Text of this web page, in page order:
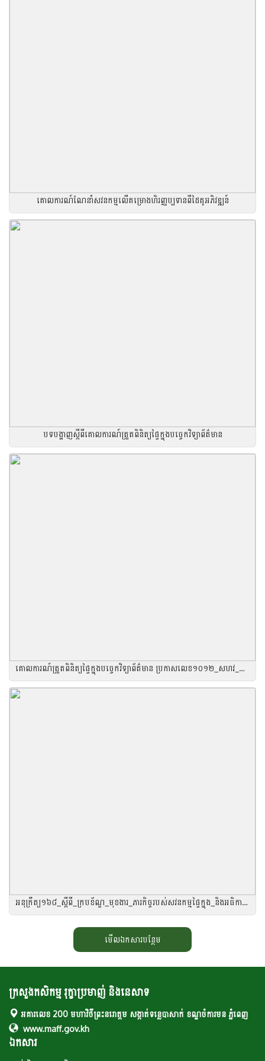
គោលការណ៍ណែនាំសវនកម្មលើគម្រោងហិរញ្ញប្បទានពីដៃគូអភិវឌ្ឍន៍
បទបង្ហាញស្តីពីគោលការណ៍ត្រួតពិនិត្យផ្ទៃក្នុងបច្ចេកវិទ្យាព័ត៌មាន
គោលការណ៍ត្រួតពិនិត្យផ្ទៃក្នុងបច្ចេកវិទ្យាព័ត៌មាន ប្រកាសលេខ១០១២_សហវ_ប្រក_៣១_ធ្នូ_២០២១
អនុក្រឹត្យ១៦៨_ស្តីពី_ក្របខ័ណ្ឌ_មុខងារ_ភារកិច្ចរបស់សវនកម្មផ្ទៃក្នុង_និងអធិការកិច្ច
មើលឯកសារបន្ថែម
ក្រសួងកសិកម្ម រុក្ខាប្រមាញ់ និងនេសាទ
អគារលេខ 200 មហាវិថីព្រះនរោត្តម សង្កាត់ទន្លេបាសាក់ ខណ្ឌចំការមន ភ្នំពេញ
www.maff.gov.kh
ឯកសារ